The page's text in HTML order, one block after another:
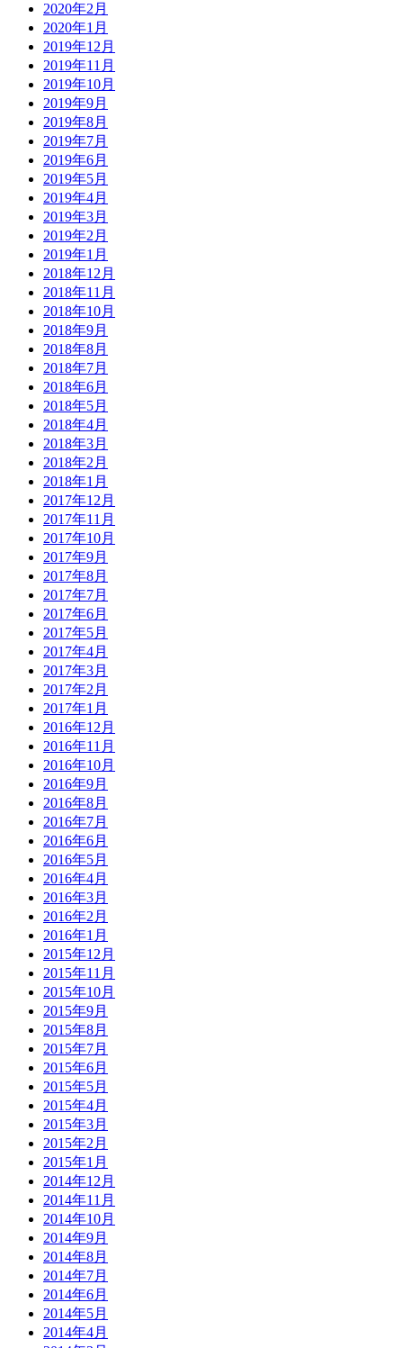
2020年2月
2020年1月
2019年12月
2019年11月
2019年10月
2019年9月
2019年8月
2019年7月
2019年6月
2019年5月
2019年4月
2019年3月
2019年2月
2019年1月
2018年12月
2018年11月
2018年10月
2018年9月
2018年8月
2018年7月
2018年6月
2018年5月
2018年4月
2018年3月
2018年2月
2018年1月
2017年12月
2017年11月
2017年10月
2017年9月
2017年8月
2017年7月
2017年6月
2017年5月
2017年4月
2017年3月
2017年2月
2017年1月
2016年12月
2016年11月
2016年10月
2016年9月
2016年8月
2016年7月
2016年6月
2016年5月
2016年4月
2016年3月
2016年2月
2016年1月
2015年12月
2015年11月
2015年10月
2015年9月
2015年8月
2015年7月
2015年6月
2015年5月
2015年4月
2015年3月
2015年2月
2015年1月
2014年12月
2014年11月
2014年10月
2014年9月
2014年8月
2014年7月
2014年6月
2014年5月
2014年4月